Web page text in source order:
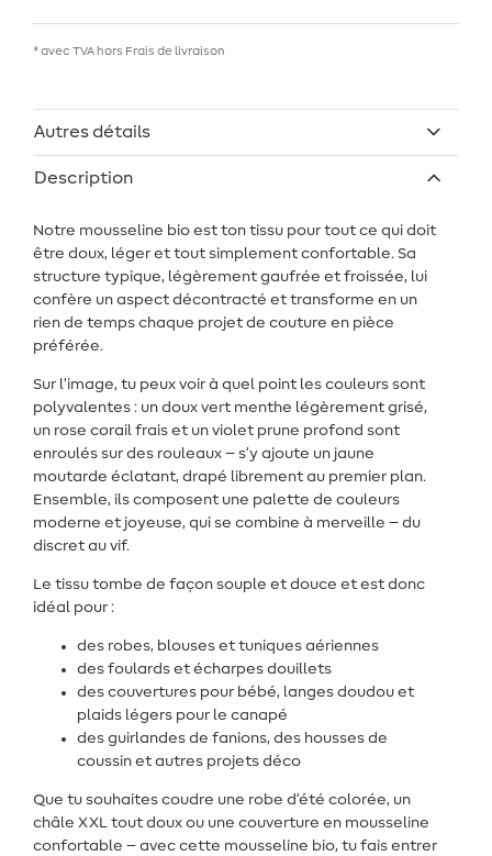
* avec TVA hors Frais de livraison
Autres détails
Description
Notre mousseline bio est ton tissu pour tout ce qui doit
être doux, léger et tout simplement confortable. Sa
structure typique, légèrement gaufrée et froissée, lui
confère un aspect décontracté et transforme en un
rien de temps chaque projet de couture en pièce
préférée.
Sur l’image, tu peux voir à quel point les couleurs sont
polyvalentes : un doux vert menthe légèrement grisé,
un rose corail frais et un violet prune profond sont
enroulés sur des rouleaux – s’y ajoute un jaune
moutarde éclatant, drapé librement au premier plan.
Ensemble, ils composent une palette de couleurs
moderne et joyeuse, qui se combine à merveille – du
discret au vif.
Le tissu tombe de façon souple et douce et est donc
idéal pour :
des robes, blouses et tuniques aériennes
des foulards et écharpes douillets
des couvertures pour bébé, langes doudou et
plaids légers pour le canapé
des guirlandes de fanions, des housses de
coussin et autres projets déco
Que tu souhaites coudre une robe d’été colorée, un
châle XXL tout doux ou une couverture en mousseline
confortable – avec cette mousseline bio, tu fais entrer